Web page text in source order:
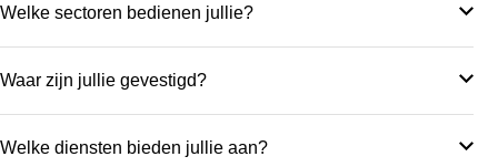
Welke sectoren bedienen jullie?
agrarische sector,verpakkingsindustrie
,
maritiemen meer… Bekijkhieralle sectoren!
Waar zijn jullie gevestigd?
in Hoogerheide, maar met onze diensten en producten
Welke diensten bieden jullie aan?